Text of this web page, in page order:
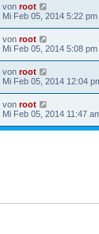
von root
Mi Feb 05, 2014 5:22 pm
von root
Mi Feb 05, 2014 5:08 pm
von root
Mi Feb 05, 2014 12:04
von root
Mi Feb 05, 2014 11:47